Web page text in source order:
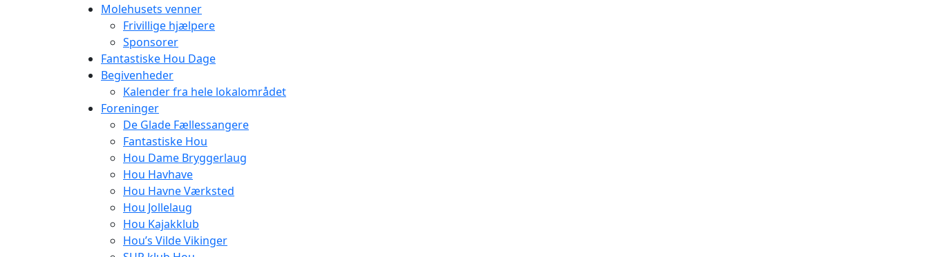
Molehusets venner
Frivillige hjælpere
Sponsorer
Fantastiske Hou Dage
Begivenheder
Kalender fra hele lokalområdet
Foreninger
De Glade Fællessangere
Fantastiske Hou
Hou Dame Bryggerlaug
Hou Havhave
Hou Havne Værksted
Hou Jollelaug
Hou Kajakklub
Hou’s Vilde Vikinger